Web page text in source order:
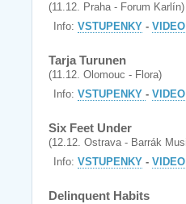
(11.12. Praha - Forum Karlín)
Info: VSTUPENKY - VIDEO
Tarja Turunen
(11.12. Olomouc - Flora)
Info: VSTUPENKY - VIDEO
Six Feet Under
(12.12. Ostrava - Barrák
Info: VSTUPENKY - VIDEO
Delinquent Habits